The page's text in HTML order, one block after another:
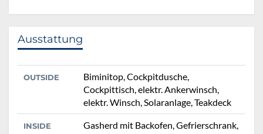
Ausstattung
OUTSIDE
Biminitop, Cockpitdusche,
Cockpittisch, elektr. Ankerwinsch,
elektr. Winsch, Solaranlage, Teakdeck
INSIDE
Gasherd mit Backofen, Gefrierschrank,